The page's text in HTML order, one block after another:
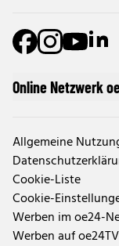
Online Netzwerk
Allgemeine
Cookie-Liste
Cookie-
Werben im oe24-
Werben auf oe24TV